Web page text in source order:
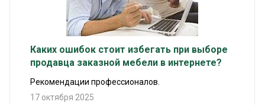
Каких ошибок стоит избегать при выборе
продавца заказной мебели в интернете?
Рекомендации профессионалов.
17 октября 2025